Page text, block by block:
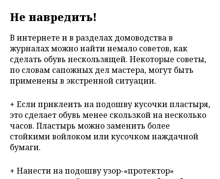
Не навредить!
В интернете и в разделах домоводства в
журналах можно найти немало советов, как
сделать обувь нескользящей. Некоторые советы,
по словам сапожных дел мастера, могут быть
применены в экстренной ситуации.
+ Если приклеить на подошву кусочки пластыря,
это сделает обувь менее скользкой на несколько
часов. Пластырь можно заменить более
стойкими войлоком или кусочком наждачной
бумаги.
+ Нанести на подошву узор-«протектор»